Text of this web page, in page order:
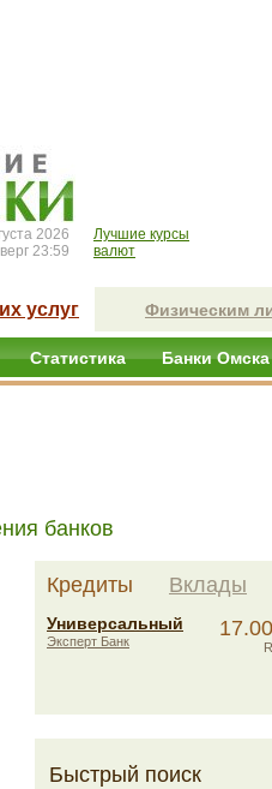
2026
23:59
Лучшие курсы
валют
услуг Физическим
Статистика Банки Омска
банков
Кредиты Вклады
Универсальный
Эксперт Банк
Быстрый поиск